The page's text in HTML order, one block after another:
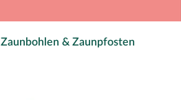
Zaunbohlen & Zaunpfosten